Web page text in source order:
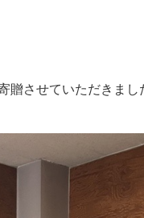
贈させていただきまし